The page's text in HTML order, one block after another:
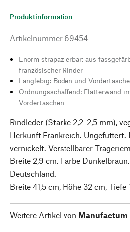
Produktinformation
Artikelnummer 69454
Enorm strapazierbar: aus
französischer Rinder
Langlebig: Boden und
Ordnungsschaffend: Flatterwand
Vordertaschen
Rindleder (Stärke 2,2–2,5 mm),
Herkunft Frankreich. Ungefüttert.
vernickelt. Verstellbarer
Breite 2,9 cm. Farbe
Deutschland.
Breite 41,5 cm, Höhe 32 cm, Tiefe
Weitere Artikel von Manufactum